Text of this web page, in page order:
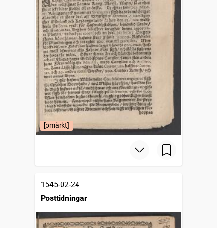
[omärkt]
1645-02-24
Posttidningar